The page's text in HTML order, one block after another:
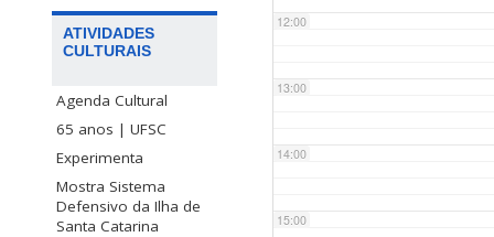
ATIVIDADES
CULTURAIS
Agenda Cultural
65 anos | UFSC
Experimenta
Mostra Sistema
Defensivo da Ilha de
Santa Catarina
12:00
13:00
14:00
15:00